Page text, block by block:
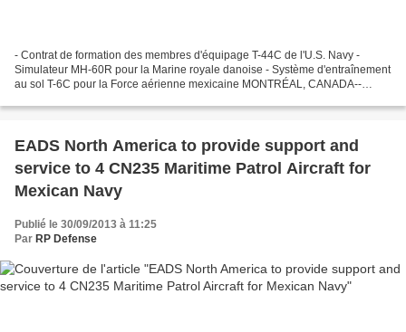
- Contrat de formation des membres d'équipage T-44C de l'U.S. Navy -
Simulateur MH-60R pour la Marine royale danoise - Système d'entraînement
au sol T-6C pour la Force aérienne mexicaine MONTRÉAL, CANADA--
EADS North America to provide support and
service to 4 CN235 Maritime Patrol Aircraft for
Mexican Navy
Publié le 30/09/2013 à 11:25
Par RP Defense